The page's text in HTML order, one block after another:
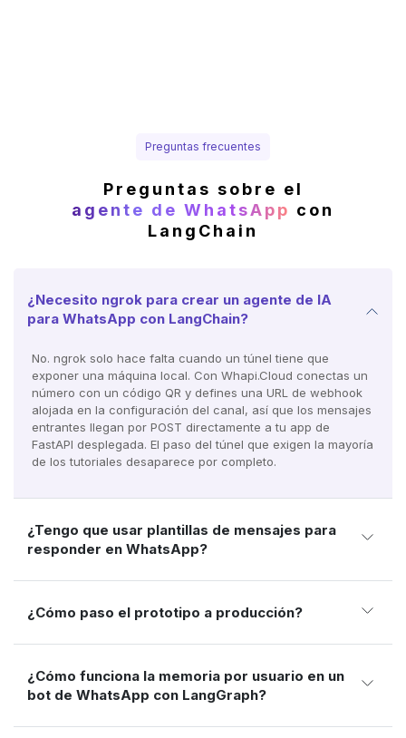
Preguntas frecuentes
Preguntas sobre el
agente de WhatsApp con
LangChain
¿Necesito ngrok para crear un agente de IA
para WhatsApp con LangChain?
No. ngrok solo hace falta cuando un túnel tiene que
exponer una máquina local. Con Whapi.Cloud conectas un
número con un código QR y defines una URL de webhook
alojada en la configuración del canal, así que los mensajes
entrantes llegan por POST directamente a tu app de
FastAPI desplegada. El paso del túnel que exigen la mayoría
de los tutoriales desaparece por completo.
¿Tengo que usar plantillas de mensajes para
responder en WhatsApp?
¿Cómo paso el prototipo a producción?
¿Cómo funciona la memoria por usuario en un
bot de WhatsApp con LangGraph?